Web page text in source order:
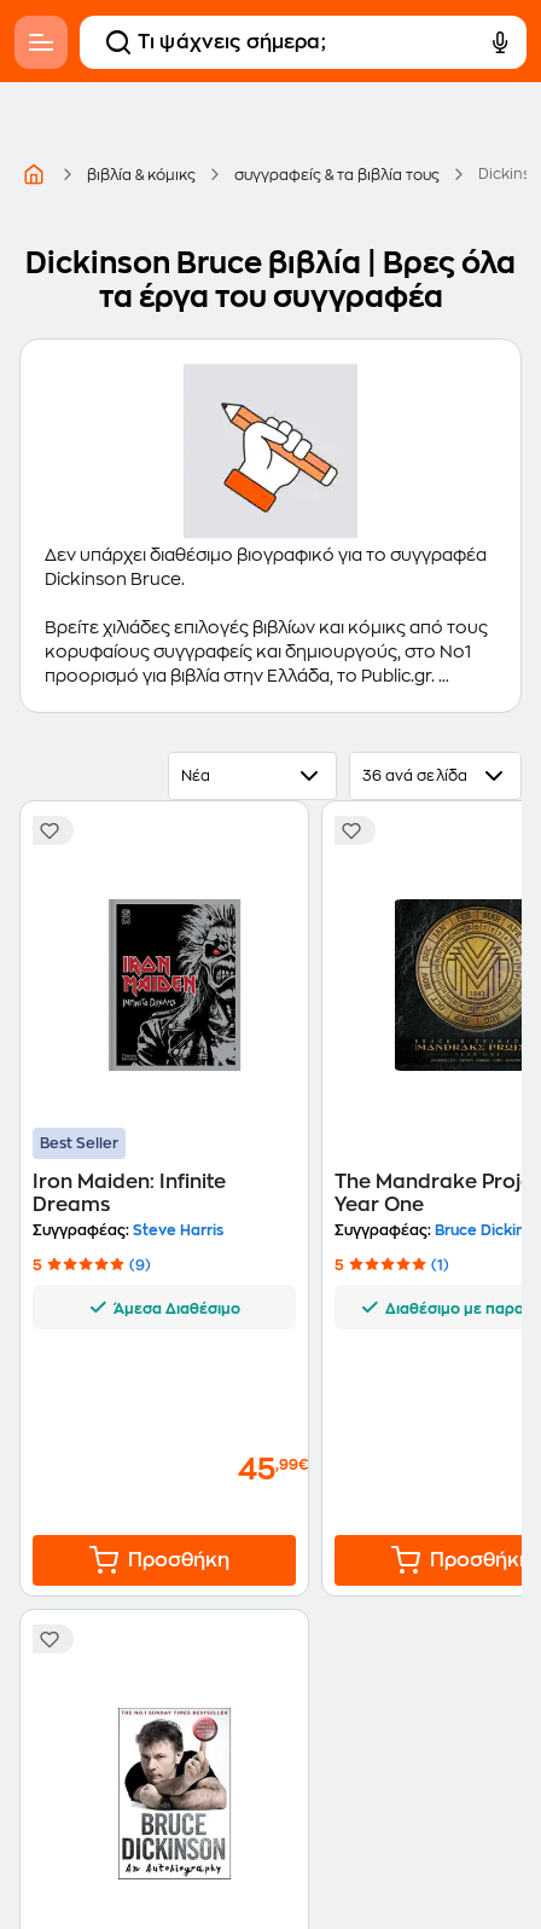
βιβλία & κόμικς συγγραφείς & τα βιβλία τους
Dickinson Bruce βιβλία | Βρες όλα
τα έργα του συγγραφέα
Δεν υπάρχει διαθέσιμο βιογραφικό για το συγγραφέα
Dickinson Bruce.
Βρείτε χιλιάδες επιλογές βιβλίων και κόμικς από τους
κορυφαίους συγγραφείς και δημιουργούς, στο Νο1
προορισμό για βιβλία στην Ελλάδα, το Public.gr.
Ξενόγλωσσα Βιβλία,Κόμικς
Νέα 36 ανά σελίδα
Best Seller
Iron Maiden: Infinite
Dreams
Συγγραφέας: Steve Harris
5 (9)
Άμεσα Διαθέσιμο
45,99€
Προσθήκη
The Mandrake
Year One
Συγγραφέας: Bruce
5 (1)
Διαθέσιμο με
Προσθήκη